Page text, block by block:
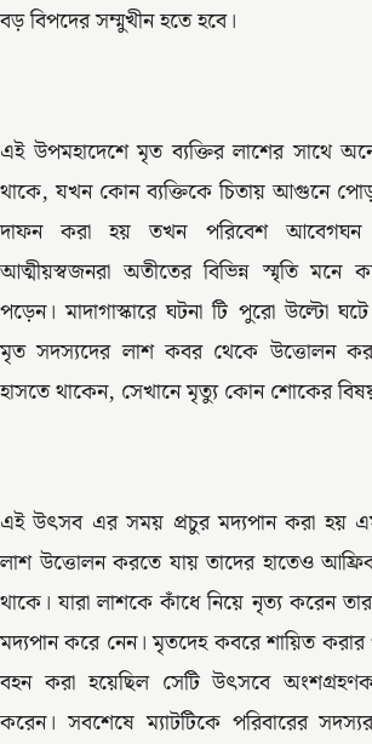
বড় বিপদের সম্মুখীন হতে হবে।
এই উপমহাদেশে মৃত ব্যক্তির লাশের সাথে
থাকে, যখন কোন ব্যক্তিকে চিতায় আগুনে
দাফন করা হয় তখন পরিবেশ
আত্মীয়স্বজনরা অতীতের বিভিন্ন স্মৃতি মনে
পড়েন। মাদাগাস্কারে ঘটনা টি পুরো উল্টো
মৃত সদস্যদের লাশ কবর থেকে উত্তোলন
হাসতে থাকেন, সেখানে মৃত্যু কোন শোকের
এই উৎসব এর সময় প্রচুর মদ্যপান করা হয়
লাশ উত্তোলন করতে যায় তাদের হাতেও
থাকে। যারা লাশকে কাঁধে নিয়ে নৃত্য করেন
মদ্যপান করে নেন। মৃতদেহ কবরে শায়িত করার
বহন করা হয়েছিল সেটি উৎসবে
করেন। সবশেষে ম্যাটটিকে পরিবারের